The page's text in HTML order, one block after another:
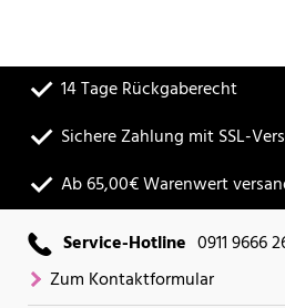
14 Tage Rückgaberecht
Sichere Zahlung mit SSL-
Ab 65,00€ Warenwert
Service-Hotline 0911 9666
Zum Kontaktformular